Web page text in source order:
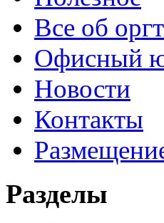
Все об
Офисный
Новости
Контакты
Разделы